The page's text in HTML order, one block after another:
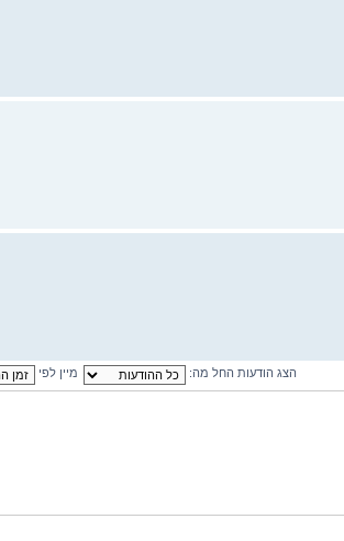
הצג הודעות החל מה: מיין לפי